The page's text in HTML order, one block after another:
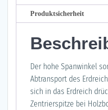
Produktsicherheit
Der hohe Spanwinkel
Abtransport des
sich in das Erdreich
Zentrierspitze bei